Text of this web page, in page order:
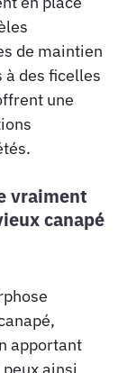
de maintien
à des ficelles
une
vraiment
canapé
apportant